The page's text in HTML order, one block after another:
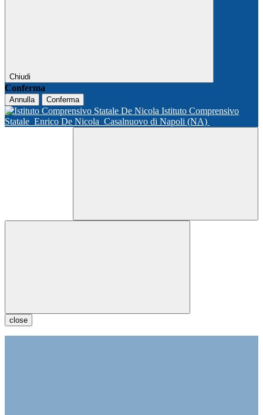
Chiudi
Conferma
Annulla Conferma
Istituto Comprensivo
Statale Enrico De Nicola Casalnuovo di Napoli (NA)
close